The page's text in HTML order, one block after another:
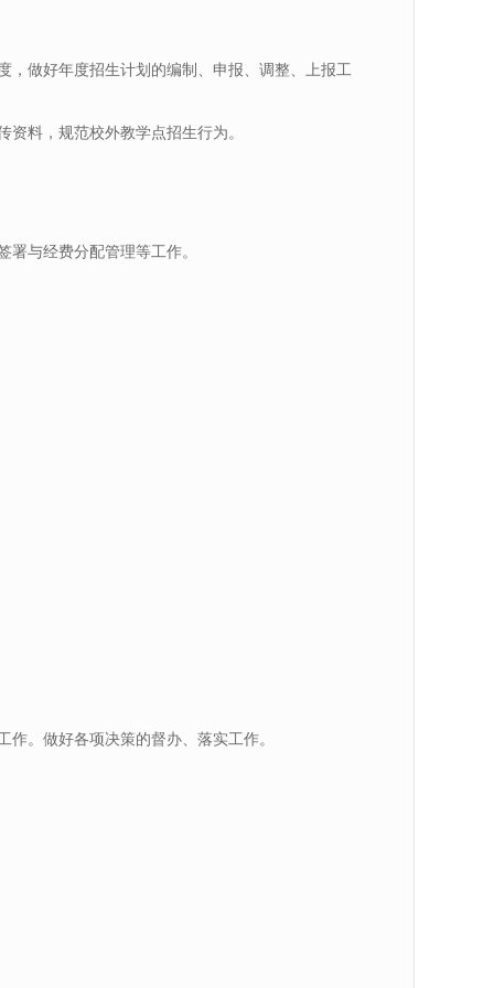
，做好年度招生计划的编制、申报、调整、上报工
料，规范校外教学点招生行为。
与经费分配管理等工作。
。做好各项决策的督办、落实工作。